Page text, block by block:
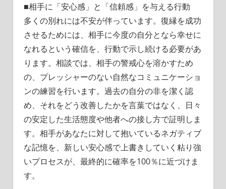
■相手に「安心感」と「信頼感」を与える行動
多くの別れには不安が伴っています。復縁を成功
させるためには、相手に今度の自分となら幸せに
なれるという確信を、行動で示し続ける必要があ
ります。相談では、相手の警戒心を溶かすため
の、プレッシャーのない自然なコミュニケーショ
ンの練習を行います。過去の自分の非を潔く認
め、それをどう改善したかを言葉ではなく、日々
の安定した生活態度や他者への接し方で証明しま
す。相手があなたに対して抱いているネガティブ
な記憶を、新しい安心感で上書きしていく粘り強
いプロセスが、最終的に確率を100％に近づけま
す。